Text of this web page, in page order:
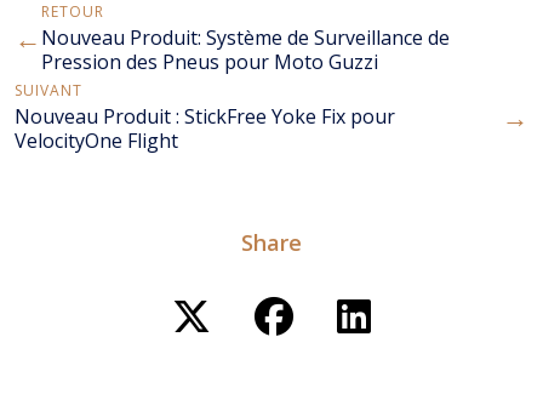
←
RETOUR
Nouveau Produit: Système de Surveillance de
Pression des Pneus pour Moto Guzzi
SUIVANT
Nouveau Produit : StickFree Yoke Fix pour
VelocityOne Flight
→
Share